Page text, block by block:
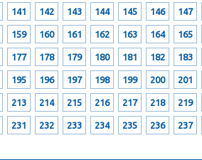
141 142 143 144 145 146 147
159 160 161 162 163 164 165
177 178 179 180 181 182 183
195 196 197 198 199 200 201
213 214 215 216 217 218 219
231 232 233 234 235 236 237